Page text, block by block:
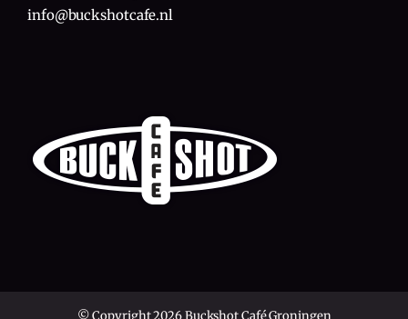
info@buckshotcafe.nl
© Copyright 2026 Buckshot Café Groningen